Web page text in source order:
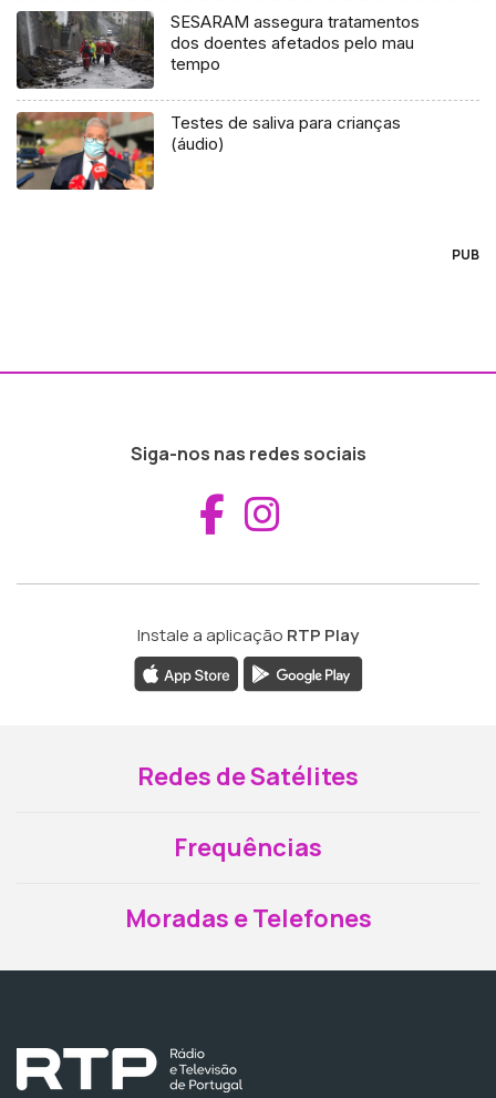
SESARAM assegura tratamentos
dos doentes afetados pelo mau
tempo
Testes de saliva para crianças
(áudio)
PUB
Siga-nos nas redes sociais
Aceder ao
Instale a aplicação RTP Play
Redes de Satélites
Frequências
Moradas e Telefones